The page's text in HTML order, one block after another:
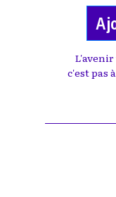
c'est pas